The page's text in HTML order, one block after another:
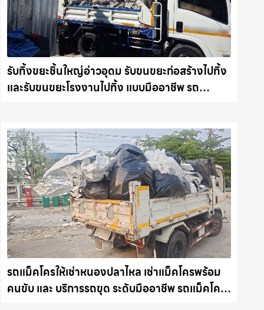
รับทิ้งขยะชิ้นใหญ่อ่าวอุดม รับขนขยะก่อสร้างไปทิ้ง
และรับขนขยะโรงงานไปทิ้ง แบบมืออาชีพ รถ
รถแม็คโครให้เช่าหนองปลาไหล เช่าแม็คโครพร้อม
คนขับ และ บริการรถขุด ระดับมืออาชีพ รถแม็คโคร